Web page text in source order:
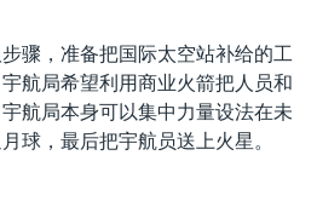
骤，准备把国际太空站补给的工
航局希望利用商业火箭把人员和
航局本身可以集中力量设法在未
球，最后把宇航员送上火星。